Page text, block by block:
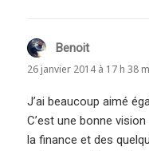
Benoitdit :
26 janvier 2014 à 17 h 38
J’ai beaucoup aimé
C’est une bonne
la finance et des